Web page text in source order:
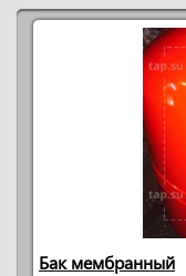
Бак мембранный